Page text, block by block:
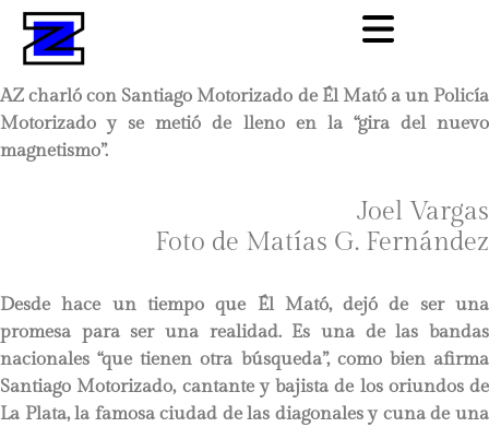
AZ charló con Santiago Motorizado de Él Mató a un Policía
Motorizado y se metió de lleno en la “gira del nuevo
magnetismo”.
Joel Vargas
Foto de Matías G. Fernández
Desde hace un tiempo que Él Mató, dejó de ser una
promesa para ser una realidad. Es una de las bandas
nacionales “que tienen otra búsqueda”, como bien afirma
Santiago Motorizado, cantante y bajista de los oriundos de
La Plata, la famosa ciudad de las diagonales y cuna de una